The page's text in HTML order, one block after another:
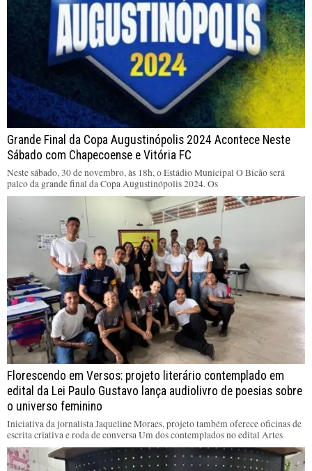
Grande Final da Copa Augustinópolis 2024 Acontece Neste
Sábado com Chapecoense e Vitória FC
Neste sábado, 30 de novembro, às 18h, o Estádio Municipal O Bicão será
palco da grande final da Copa Augustinópolis 2024. Os
Florescendo em Versos: projeto literário contemplado em
edital da Lei Paulo Gustavo lança audiolivro de poesias sobre
o universo feminino
Iniciativa da jornalista Jaqueline Moraes, projeto também oferece oficinas de
escrita criativa e roda de conversa Um dos contemplados no edital Artes